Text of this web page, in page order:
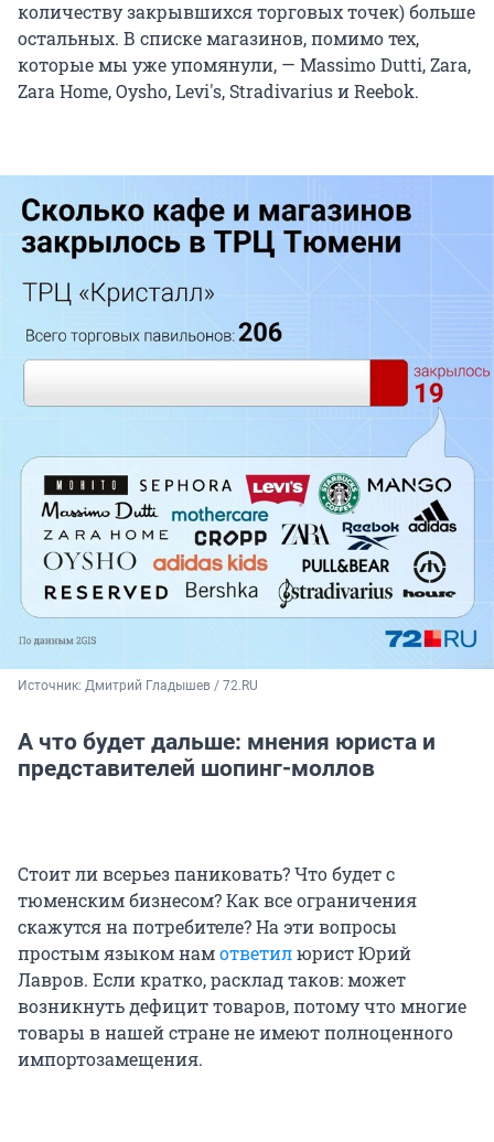
количеству закрывшихся торговых точек) больше
остальных. В списке магазинов, помимо тех,
которые мы уже упомянули, — Massimo Dutti, Zara,
Zara Home, Oysho, Levi's, Stradivarius и Reebok.
Источник: Дмитрий Гладышев / 72.RU
А что будет дальше: мнения юриста и
представителей шопинг-моллов
Стоит ли всерьез паниковать? Что будет с
тюменским бизнесом? Как все ограничения
скажутся на потребителе? На эти вопросы
простым языком намответилюрист Юрий
Лавров. Если кратко, расклад таков: может
возникнуть дефицит товаров, потому что многие
товары в нашей стране не имеют полноценного
импортозамещения.